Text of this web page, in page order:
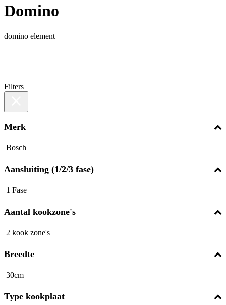
Domino
domino element
Filters
Merk
Bosch
Aansluiting (1/2/3 fase)
1 Fase
Aantal kookzone's
2 kook zone's
Breedte
30cm
Type kookplaat